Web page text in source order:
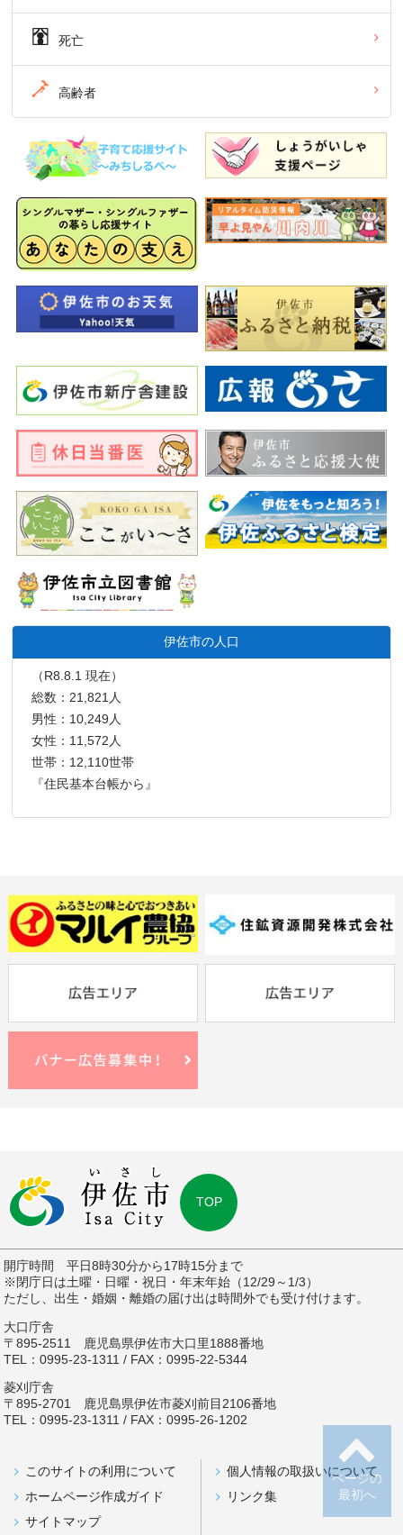
死亡
高齢者
伊佐市の人口
（R8.8.1 現在）
総数：21,821人
男性：10,249人
女性：11,572人
世帯：12,110世帯
『住民基本台帳から』
ページの
最初へ
TOP
開庁時間 平日8時30分から17時15分まで
※閉庁日は土曜・日曜・祝日・年末年始（12/29～1/3）
ただし、出生・婚姻・離婚の届け出は時間外でも受け付けます。
大口庁舎
〒895-2511 鹿児島県伊佐市大口里1888番地
TEL：0995-23-1311 / FAX：0995-22-5344
菱刈庁舎
〒895-2701 鹿児島県伊佐市菱刈前目2106番地
TEL：0995-23-1311 / FAX：0995-26-1202
このサイトの利用について
個人情報の取扱いについて
ホームページ作成ガイド
リンク集
サイトマップ